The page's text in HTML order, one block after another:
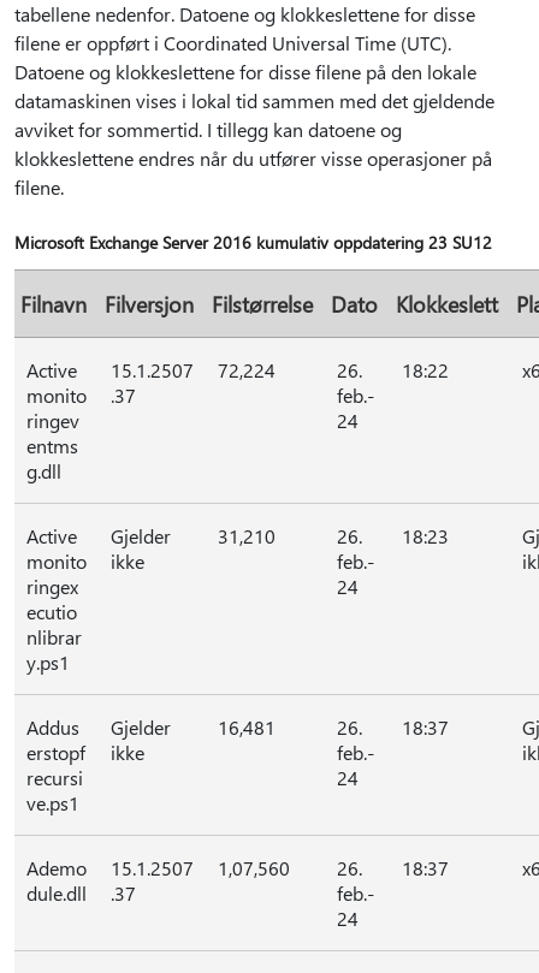
tabellene nedenfor. Datoene og klokkeslettene for disse
filene er oppført i Coordinated Universal Time (UTC).
Datoene og klokkeslettene for disse filene på den lokale
datamaskinen vises i lokal tid sammen med det gjeldende
avviket for sommertid. I tillegg kan datoene og
klokkeslettene endres når du utfører visse operasjoner på
filene.
Microsoft Exchange Server 2016 kumulativ oppdatering 23 SU12
Filnavn Filversjon Filstørrelse Dato Klokkeslett
Active
monito
ringev
entms
g.dll
15.1.2507
.37
72,224
26.
feb.-
24
18:22
Active
monito
ringex
ecutio
nlibrar
y.ps1
Gjelder
ikke
31,210
26.
feb.-
24
18:23
Addus
erstopf
recursi
ve.ps1
Gjelder
ikke
16,481
26.
feb.-
24
18:37
Ademo
dule.dll
15.1.2507
.37
1,07,560
26.
feb.-
24
18:37